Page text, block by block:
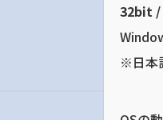
32bit
※日本